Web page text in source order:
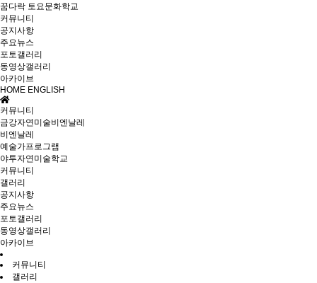
꿈다락 토요문화학교
커뮤니티
공지사항
주요뉴스
포토갤러리
동영상갤러리
아카이브
HOME ENGLISH
커뮤니티
금강자연미술비엔날레
비엔날레
예술가프로그램
야투자연미술학교
커뮤니티
갤러리
공지사항
주요뉴스
포토갤러리
동영상갤러리
아카이브
커뮤니티
갤러리